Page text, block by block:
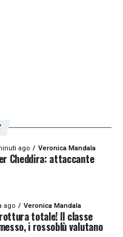
ago Veronica Mandala
Cheddira: attaccante
ago Veronica Mandala
totale! Il classe
i rossoblù valutano